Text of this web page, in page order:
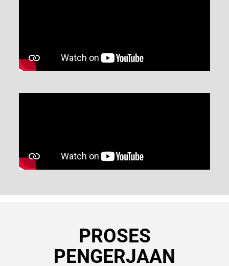
PROSES
PENGERJAAN